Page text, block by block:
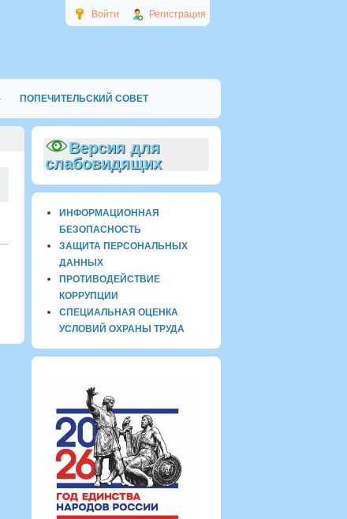
Войти Регистрация
ПОПЕЧИТЕЛЬСКИЙ СОВЕТ
Версия для
слабовидящих
ИНФОРМАЦИОННАЯ
БЕЗОПАСНОСТЬ
ЗАЩИТА ПЕРСОНАЛЬНЫХ
ДАННЫХ
ПРОТИВОДЕЙСТВИЕ
КОРРУПЦИИ
СПЕЦИАЛЬНАЯ ОЦЕНКА
УСЛОВИЙ ОХРАНЫ ТРУДА